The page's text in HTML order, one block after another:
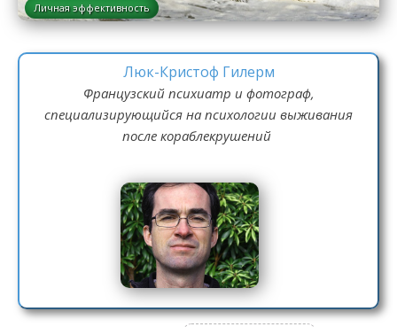
Личная эффективность
Люк-Кристоф Гилерм
Французский психиатр и фотограф,
специализирующийся на психологии выживания
после кораблекрушений